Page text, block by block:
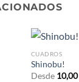
CUADROS
Shinobu!
Desde 10,00